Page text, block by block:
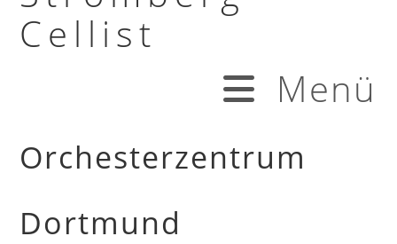
Cellist
Menü
Orchesterzentrum
Dortmund